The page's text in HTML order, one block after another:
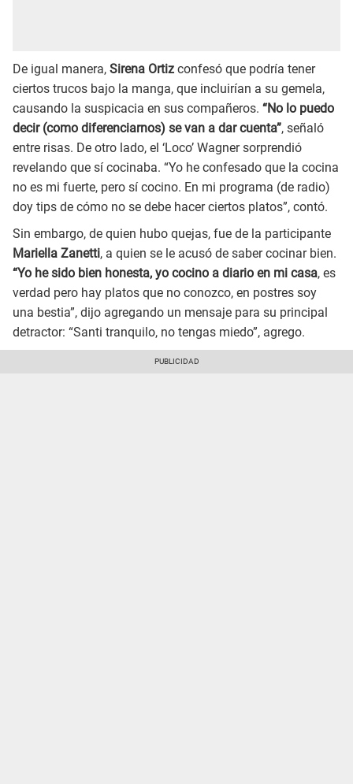
De igual manera, Sirena Ortiz confesó que podría tener
ciertos trucos bajo la manga, que incluirían a su gemela,
causando la suspicacia en sus compañeros. “No lo puedo
decir (como diferenciarnos) se van a dar cuenta”, señaló
entre risas. De otro lado, el ‘Loco’ Wagner sorprendió
revelando que sí cocinaba. “Yo he confesado que la cocina
no es mi fuerte, pero sí cocino. En mi programa (de radio)
doy tips de cómo no se debe hacer ciertos platos”, contó.
Sin embargo, de quien hubo quejas, fue de la participante
Mariella Zanetti, a quien se le acusó de saber cocinar bien.
“Yo he sido bien honesta, yo cocino a diario en mi casa, es
verdad pero hay platos que no conozco, en postres soy
una bestia”, dijo agregando un mensaje para su principal
detractor: “Santi tranquilo, no tengas miedo”, agrego.